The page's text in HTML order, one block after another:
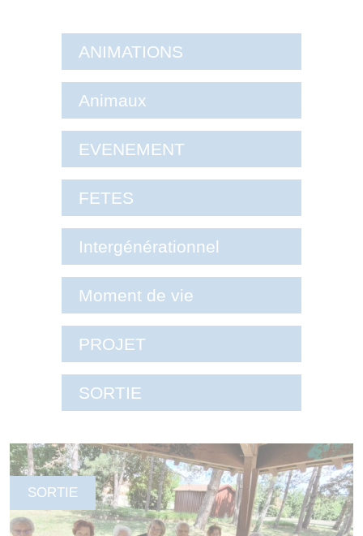
ANIMATIONS
Animaux
EVENEMENT
FETES
Intergénérationnel
Moment de vie
PROJET
SORTIE
SORTIE